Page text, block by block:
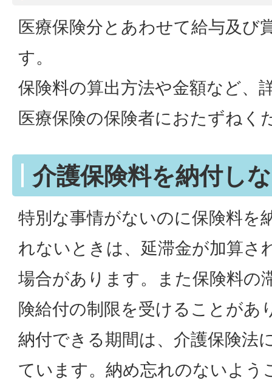
医療保険分とあわせて給与及び
す。
保険料の算出方法や金額など、
医療保険の保険者におたずねく
介護保険料を納付し
特別な事情がないのに保険料を
れないときは、延滞金が加算さ
場合があります。また保険料の
険給付の制限を受けることがあ
納付できる期間は、介護保険法
ています。納め忘れのないよう